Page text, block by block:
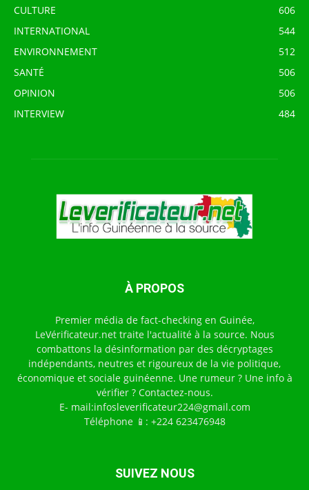
CULTURE
606
INTERNATIONAL
544
ENVIRONNEMENT
512
SANTÉ
506
OPINION
506
INTERVIEW
484
À PROPOS
Premier média de fact-checking en Guinée,
LeVérificateur.net traite l'actualité à la source. Nous
combattons la désinformation par des décryptages
indépendants, neutres et rigoureux de la vie politique,
économique et sociale guinéenne. Une rumeur ? Une info à
vérifier ? Contactez-nous.
E- mail:infosleverificateur224@gmail.com
Téléphone 📱: +224 623476948
SUIVEZ NOUS